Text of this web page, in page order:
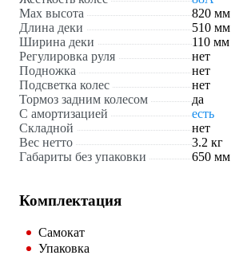
Max высота
820 мм
Длина деки
510 мм
Ширина деки
110 мм
Регулировка руля
нет
Подножка
нет
Подсветка колес
нет
Тормоз задним колесом
да
С амортизацией
есть
Складной
нет
Вес нетто
3.2 кг
Габариты без упаковки
650 мм
Комплектация
Самокат
Упаковка